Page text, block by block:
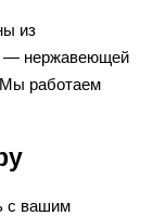
из
— нержавеющей
Мы работаем
с вашим